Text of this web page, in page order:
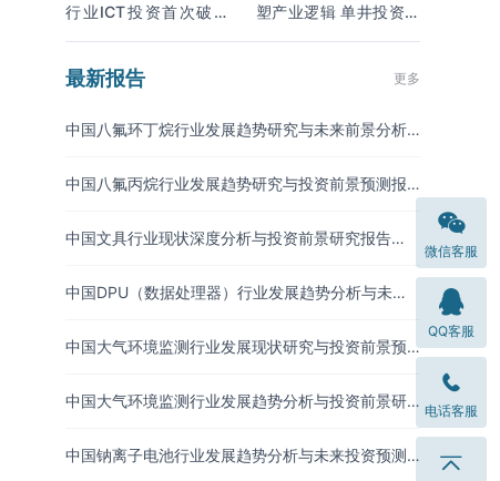
行业ICT投资首次破万
塑产业逻辑 单井投资成
最新报告 更多
中国八氟环丁烷行业发展趋势研究与未来前景分析
中国八氟丙烷行业发展趋势研究与投资前景预测报
中国文具行业现状深度分析与投资前景研究报告
中国DPU（数据处理器）行业发展趋势分析与未来
中国大气环境监测行业发展现状研究与投资前景预
中国大气环境监测行业发展趋势分析与投资前景研
中国钠离子电池行业发展趋势分析与未来投资预测
微信客服
QQ客服
电话客服